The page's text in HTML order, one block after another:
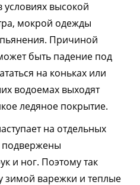
высокой
мокрой одежды
Причиной
быть падение под
на коньках или
водоемах выходят
ледяное покрытие.
на отдельных
подвержены
и ног. Поэтому так
зимой варежки и теплые